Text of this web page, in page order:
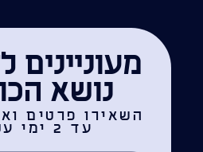
מעוניינים
נושא
השאירו פרטים
עד 2 ימי עסקים.